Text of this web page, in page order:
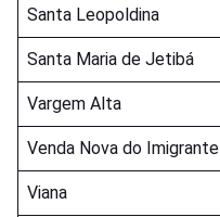
Santa Leopoldina
Santa Maria de Jetibá
Vargem Alta
Venda Nova do Imigrante
Viana